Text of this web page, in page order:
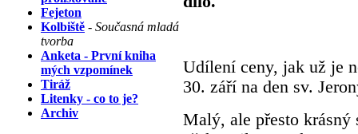
Fejeton
Kolbiště - Současná mladá
tvorba
Anketa - První kniha
mých vzpomínek
Tiráž
Litenky - co to je?
Archiv
Udílení ceny, jak už je
30. září na den sv.
Malý, ale přesto krásný